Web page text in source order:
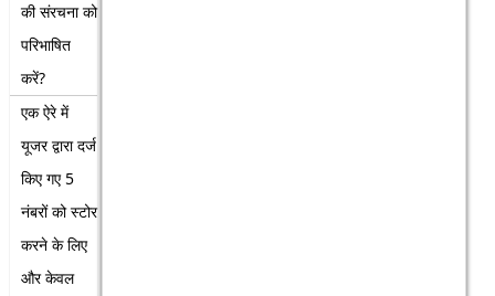
की संरचना को
परिभाषित
करें?
एक ऐरे में
यूजर द्वारा दर्ज
किए गए 5
नंबरों को स्टोर
करने के लिए
और केवल